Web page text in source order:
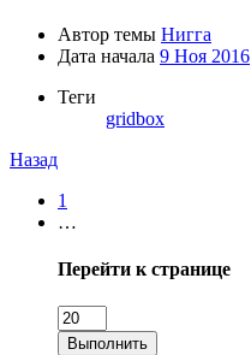
Автор темы Нигга
Дата начала 9 Ноя 2016
Теги
gridbox
Назад
1
…
Перейти к странице
Выполнить